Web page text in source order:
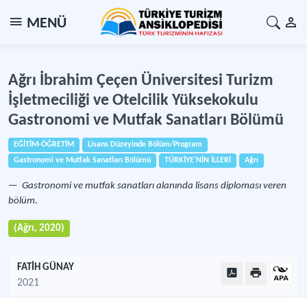
MENÜ
Ağrı İbrahim Çeçen Üniversitesi Turizm
İşletmeciliği ve Otelcilik Yüksekokulu
Gastronomi ve Mutfak Sanatları Bölümü
EĞİTİM-ÖĞRETİM
Lisans Düzeyinde Bölüm/Program
Gastronomi ve Mutfak Sanatları Bölümü
TÜRKİYE'NİN İLLERİ Ağrı
Gastronomi ve mutfak sanatları alanında lisans diploması veren
bölüm.
(Ağrı, 2020)
FATİH GÜNAY
2021